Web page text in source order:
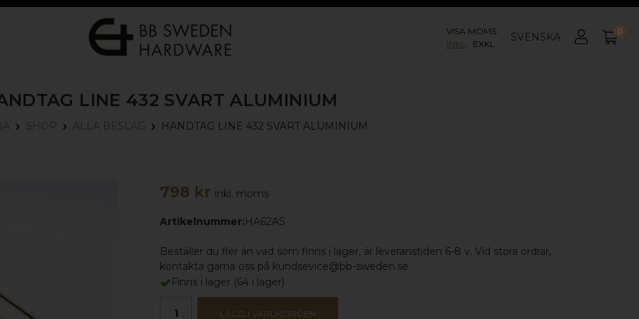
VISA MOMS
INKL
EXKL SVENSKA 0
LINE 432 SVART ALUMINIUM
SHOP ALLA BESLAG HANDTAG LINE 432 SVART ALUMINIUM
798 kr inkl. moms
Artikelnummer:HA62AS
Beställer du fler än vad som finns i lager, är leveranstiden 6-8 v. Vid stora ordrar,
kontakta gärna oss på kundsevice@bb-sweden.se
Finns i lager (64 i lager)
LÄGG I VARUKORGEN